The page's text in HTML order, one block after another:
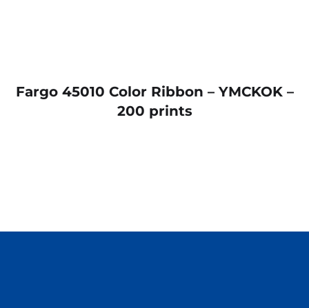
Fargo 45010 Color Ribbon – YMCKOK –
200 prints